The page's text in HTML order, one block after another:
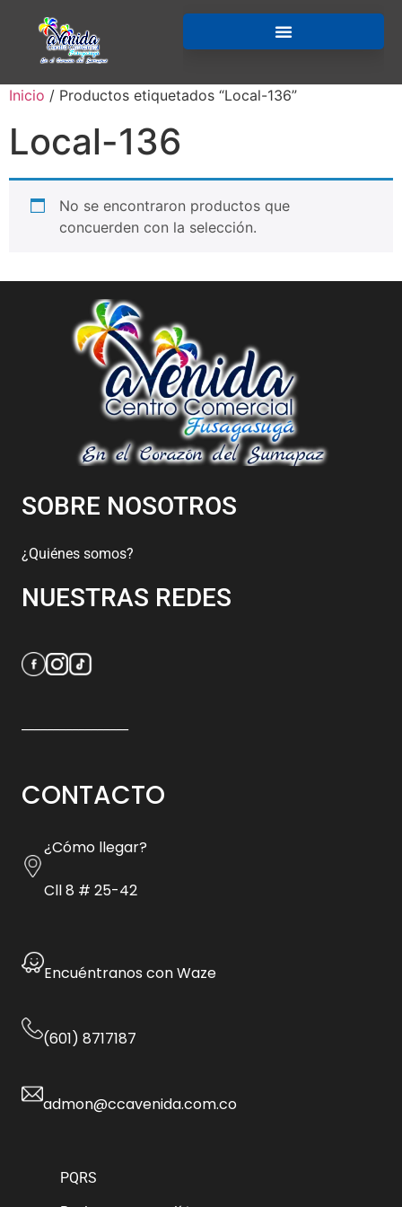
Inicio / Productos etiquetados “Local-136”
Local-136
No se encontraron productos que
concuerden con la selección.
SOBRE NOSOTROS
¿Quiénes somos?
NUESTRAS REDES
CONTACTO
¿Cómo llegar?
Cll 8 # 25-42
Encuéntranos con Waze
(601) 8717187
admon@ccavenida.com.co
PQRS